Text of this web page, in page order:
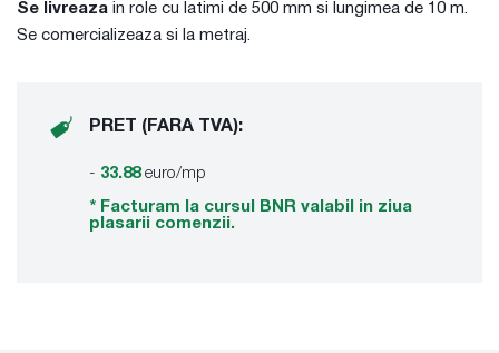
Se livreaza in role cu latimi de 500 mm si lungimea de 10 m.
Se comercializeaza si la metraj.
PRET (FARA TVA):
- 33.88euro/mp
* Facturam la cursul BNR valabil in ziua
plasarii comenzii.